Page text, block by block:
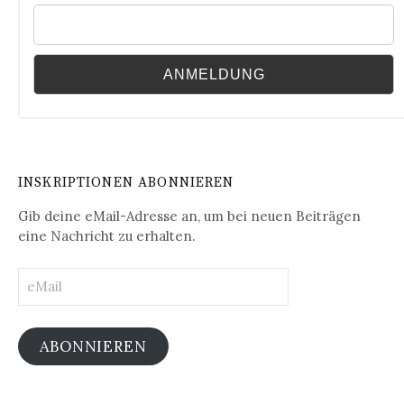
INSKRIPTIONEN ABONNIEREN
Gib deine eMail-Adresse an, um bei neuen Beiträgen
eine Nachricht zu erhalten.
ABONNIEREN